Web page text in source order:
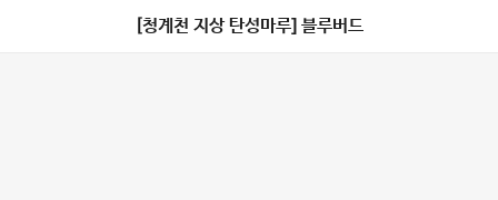
[청계천 지상 탄성마루] 블루버드